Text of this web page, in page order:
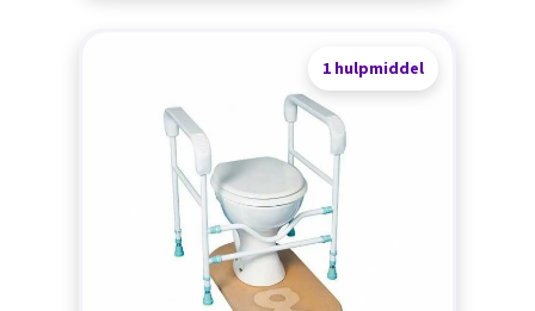
1 hulpmiddel